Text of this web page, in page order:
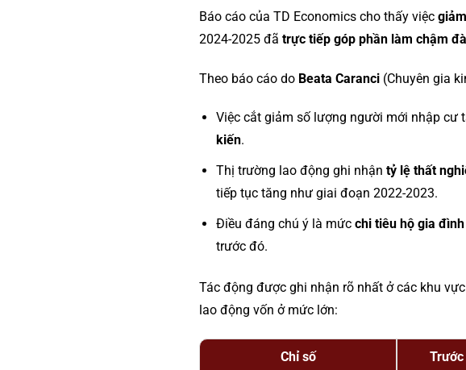
Báo cáo của TD Economics cho thấy việc
2024-2025 đã trực tiếp góp phần làm chậm
Theo báo cáo do Beata Caranci (Chuyên gia
Việc cắt giảm số lượng người mới nhập cư
kiến.
Thị trường lao động ghi nhận tỷ lệ thất
tiếp tục tăng như giai đoạn 2022-2023.
Điều đáng chú ý là mức chi tiêu hộ gia
trước đó.
Tác động được ghi nhận rõ nhất ở các khu
lao động vốn ở mức lớn:
Chỉ số